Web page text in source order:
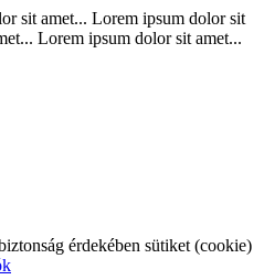
sit amet... Lorem ipsum dolor sit
Lorem ipsum dolor sit amet...
érdekében sütiket (cookie)